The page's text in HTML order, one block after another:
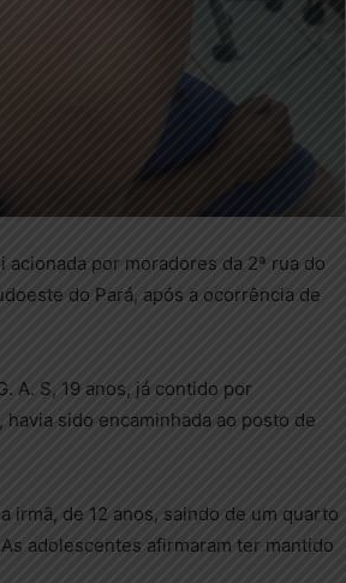
por moradores da 2ª rua do
do Pará, após a ocorrência de
A. S, 19 anos, já contido por
sido encaminhada ao posto de
irmã, de 12 anos, saindo de um quarto
adolescentes afirmaram ter mantido